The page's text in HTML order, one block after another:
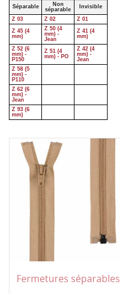
Séparable
Non
séparable
Invisible
Z 03 Z 02
Z 01
Z 45 (4
mm)
Z 50 (4
mm) -
Jean
Z 41 (4
mm)
Z 52 (6
mm) -
P150
Z 51 (4
mm) - PO
Z 42 (4
mm) -
Jean
Z 58 (5
mm) -
P110
Z 62 (6
mm) -
Jean
Z 93 (6
mm)
Fermetures séparables